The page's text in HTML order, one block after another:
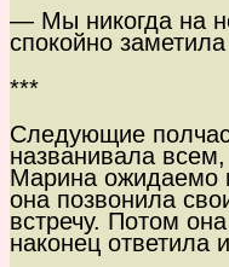
— Мы никогда на
спокойно
***
Следующие
названивала
Марина ожидаемо
она позвонила
встречу. Потом
наконец ответила